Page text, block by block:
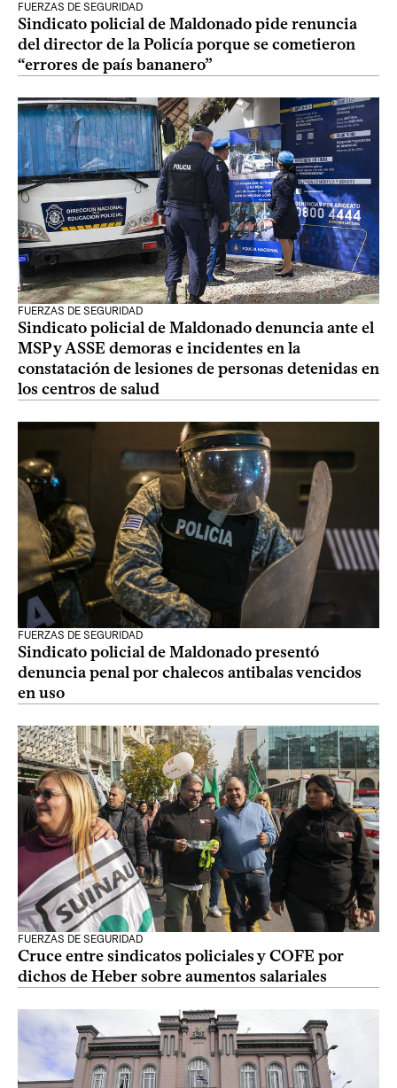
FUERZAS DE SEGURIDAD
Sindicato policial de Maldonado pide renuncia
del director de la Policía porque se cometieron
“errores de país bananero”
FUERZAS DE SEGURIDAD
Sindicato policial de Maldonado denuncia ante el
MSP y ASSE demoras e incidentes en la
constatación de lesiones de personas detenidas en
los centros de salud
FUERZAS DE SEGURIDAD
Sindicato policial de Maldonado presentó
denuncia penal por chalecos antibalas vencidos
en uso
FUERZAS DE SEGURIDAD
Cruce entre sindicatos policiales y COFE por
dichos de Heber sobre aumentos salariales